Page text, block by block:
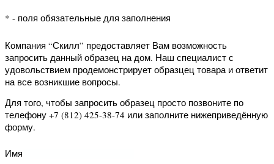
просто позвоните по телефону +7
(812) 425-38-74 или заполните
нижеприведённую форму.
Имя
Телефон*